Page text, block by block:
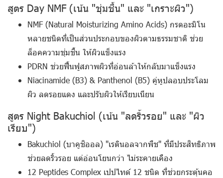
สูตร Day NMF (เน้น "ชุ่มชื้น" และ "เกราะผิว")
NMF (Natural Moisturizing Amino Acids) กรดอะมิโน
หลายชนิดที่เป็นส่วนประกอบของผิวตามธรรมชาติ ช่วย
ล็อคความชุ่มชื้น ให้ผิวแข็งแรง
PDRN ช่วยฟื้นฟูสภาพผิวที่อ่อนล้าให้กลับมาแข็งแรง
Niacinamide (B3) & Panthenol (B5) คู่หูปลอบประโลม
ผิว ลดรอยแดง และปรับผิวให้เรียบเนียน
สูตร Night Bakuchiol (เน้น "ลดริ้วรอย" และ "ผิว
เรียบ")
Bakuchiol (บาคูชิออล) "เรตินอลจากพืช" ที่มีประสิทธิภาพ
ช่วยลดริ้วรอย แต่อ่อนโยนกว่า ไม่ระคายเคือง
12 Peptides Complex เปปไทด์ 12 ชนิด ที่ช่วยกระตุ้นคอ